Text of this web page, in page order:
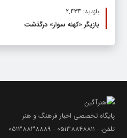
بازدید: 2,434
بازیگر «کهنه سوار» درگذشت
پایگاه تخصصی اخبار فرهنگ و هنر
تلفن: - 05138848811 - 05138838889